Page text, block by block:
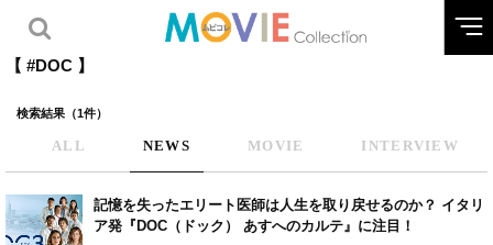
【 #DOC 】
検索結果（1件）
ALL NEWS MOVIE INTERVIEW
記憶を失ったエリート医師は人生を取り戻せるのか？ イタリ
ア発『DOC（ドック） あすへのカルテ』に注目！